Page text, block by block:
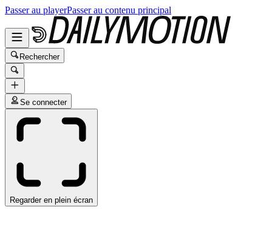
Passer au playerPasser au contenu principal
Rechercher
Se connecter
Regarder en plein écran